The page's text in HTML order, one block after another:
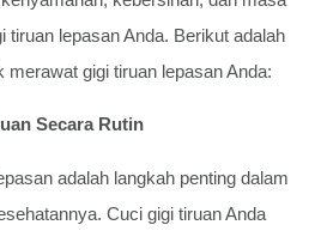
tiruan lepasan Anda. Berikut adalah
merawat gigi tiruan lepasan Anda:
Secara Rutin
adalah langkah penting dalam
Cuci gigi tiruan Anda